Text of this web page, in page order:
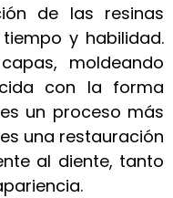
de las resinas
y habilidad.
moldeando
con la forma
un proceso más
una restauración
al diente, tanto